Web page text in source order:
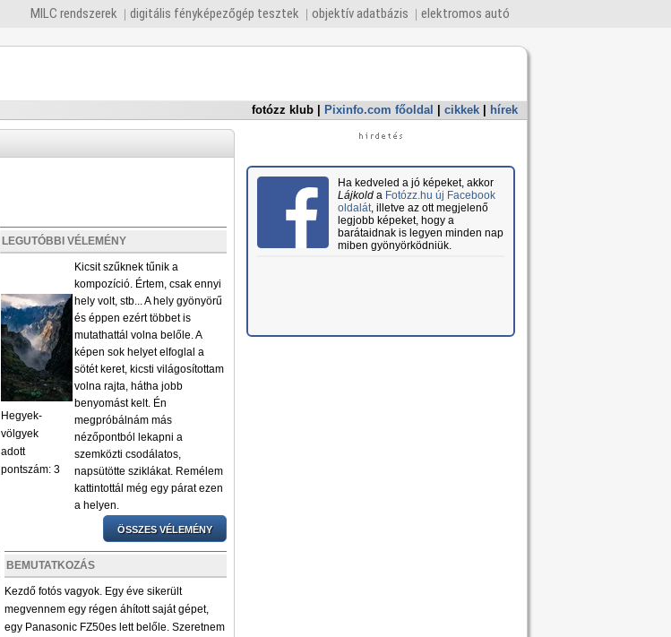
MILC rendszerek digitális fényképezőgép tesztek objektív adatbázis elektromos autó
fotózz klub Pixinfo.com főoldal cikkek hírek
LEGUTÓBBI VÉLEMÉNY
Hegyek-
völgyek
adott
pontszám: 3
Kicsit szűknek tűnik a
kompozíció. Értem, csak ennyi
hely volt, stb... A hely gyönyörű
és éppen ezért többet is
mutathattál volna belőle. A
képen sok helyet elfoglal a
sötét keret, kicsti világosítottam
volna rajta, hátha jobb
benyomást kelt. Én
megpróbálnám más
nézőpontból lekapni a
szemközti csodálatos,
napsütötte sziklákat. Remélem
kattintottál még egy párat ezen
a helyen.
ÖSSZES VÉLEMÉNY
BEMUTATKOZÁS
Kezdő fotós vagyok. Egy éve sikerült
megvennem egy régen áhított saját gépet,
egy Panasonic FZ50es lett belőle. Szeretnem
Ha kedveled a jó képeket, akkor
Lájkolda Fotózz.hu új Facebook
oldalát, illetve az ott megjelenő
legjobb képeket, hogy a
barátaidnak is legyen minden nap
miben gyönyörködniük.